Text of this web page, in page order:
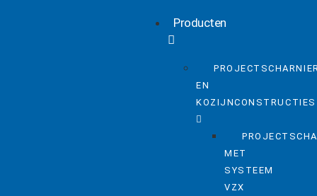
Producten
EN
KOZIJNCONSTRUCTIES
MET
SYSTEEM
VZX